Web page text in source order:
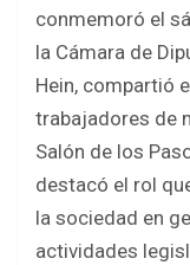
conmemoró el
la Cámara de
Hein, compartió
trabajadores de
Salón de los
destacó el rol
la sociedad en
actividades